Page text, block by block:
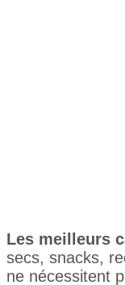
Les meilleurs
secs, snacks,
ne nécessitent